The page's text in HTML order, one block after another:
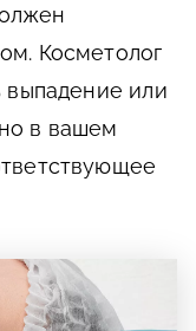
Косметолог
выпадение или
в вашем